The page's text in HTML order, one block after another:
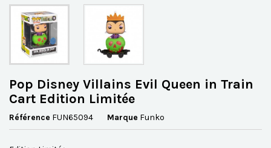
Pop Disney Villains Evil Queen in Train
Cart Edition Limitée
Référence FUN65094 Marque Funko